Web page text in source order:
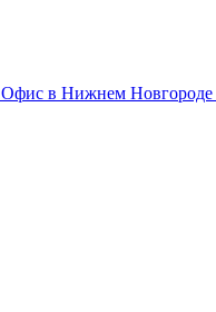
Офис в Нижнем Новгороде